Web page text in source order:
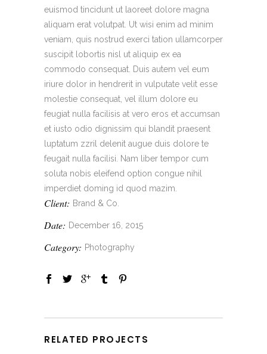
euismod tincidunt ut laoreet dolore magna
aliquam erat volutpat. Ut wisi enim ad minim
veniam, quis nostrud exerci tation ullamcorper
suscipit lobortis nisl ut aliquip ex ea
commodo consequat. Duis autem vel eum
iriure dolor in hendrerit in vulputate velit esse
molestie consequat, vel illum dolore eu
feugiat nulla facilisis at vero eros et accumsan
et iusto odio dignissim qui blandit praesent
luptatum zzril delenit augue duis dolore te
feugait nulla facilisi. Nam liber tempor cum
soluta nobis eleifend option congue nihil
imperdiet doming id quod mazim.
Client: Brand & Co.
Date: December 16, 2015
Category: Photography
RELATED PROJECTS